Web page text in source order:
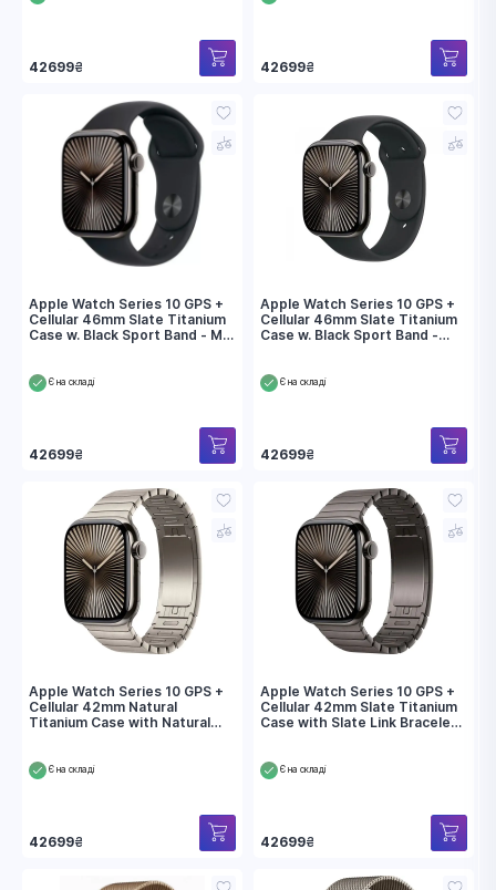
42699₴ 42699₴
Apple Watch Series 10 GPS +
Cellular 46mm Slate Titanium
Case w. Black Sport Band - M/L
Є на складі
42699₴
Apple Watch Series 10 GPS +
Cellular 46mm Slate Titanium
Case w. Black Sport Band -
Є на складі
42699₴
Apple Watch Series 10 GPS +
Cellular 42mm Natural
Titanium Case with Natural
Є на складі
42699₴
Apple Watch Series 10 GPS +
Cellular 42mm Slate Titanium
Case with Slate Link Bracelet
Є на складі
42699₴